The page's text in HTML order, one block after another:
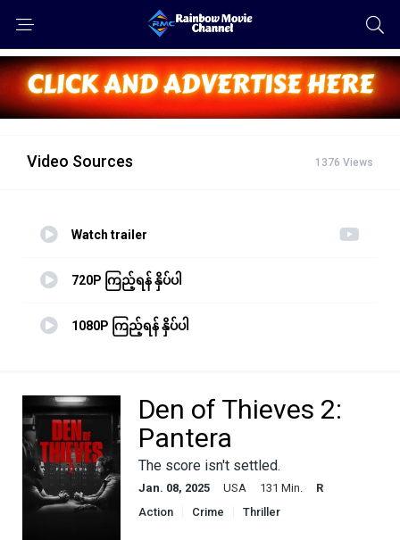
Video Sources 1376 Views
Watch trailer
720P ကြည့်ရန် နှိပ်ပါ
1080P ကြည့်ရန် နှိပ်ပါ
Den of Thieves 2:
Pantera
The score isn't settled.
Jan. 08, 2025 USA 131 Min.
R
Action
Crime Thriller